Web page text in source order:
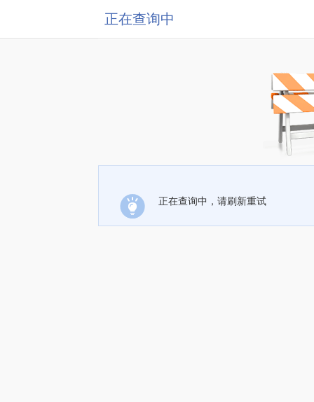
正在查询中
正在查询中，请刷新重试